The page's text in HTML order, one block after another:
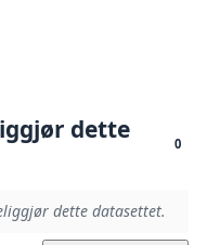
dette
0
dette datasettet.